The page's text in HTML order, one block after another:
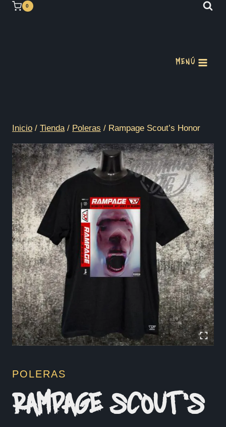
Saltar 0
MENÚ
Inicio / Tienda / Poleras / Rampage Scout’s Honor
POLERAS
RAMPAGE SCOUT’S